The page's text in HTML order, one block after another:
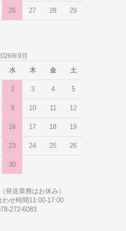
26 27 28 29
年9月
水 木 金 土
2 3 4 5
9 10 11 12
16 17 18 19
23 24 25 26
30
発送業務はお休み）
せ時間11:00-17:00
272-6083